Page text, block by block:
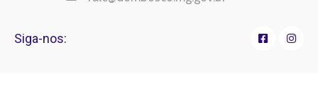
Siga-nos: